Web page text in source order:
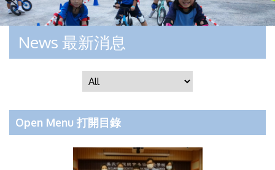
News 最新消息
Open Menu 打開目錄